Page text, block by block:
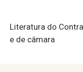
Literatura do
e de câmara